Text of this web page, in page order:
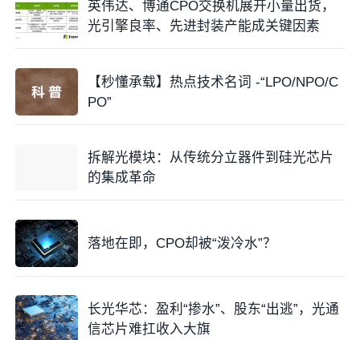
英伟达、博通CPO交换机展开小量出货，
光引擎良率、先进封装产能成关键因素
【秒懂承载】热点技术名词 -“LPO/NPO/C
PO”
拆解光模块：从传统分立器件到硅光芯片
的集成革命
落地在即，CPO却被“泼冷水”？
长光华芯：盈利“掺水”、股东“出逃”，光通
信芯片难扛收入大旗